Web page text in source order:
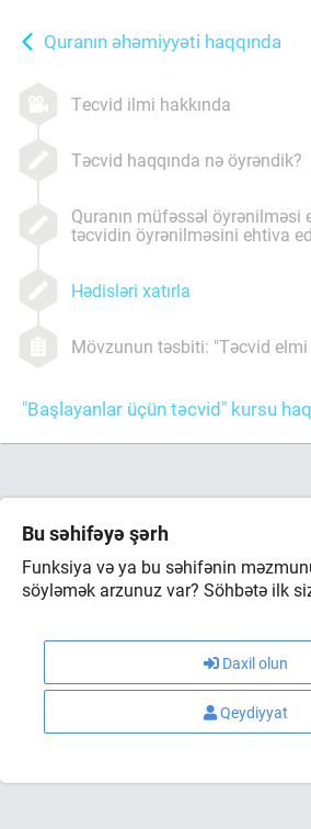
Quranın əhəmiyyəti haqqında
Tecvid ilmi hakkında
Təcvid haqqında nə öyrəndik?
Quranın müfəssəl öyrənilməsi
təcvidin öyrənilməsini ehtiva
Hədisləri xatırla
Mövzunun təsbiti: "Təcvid elmi
"Başlayanlar üçün təcvid" kursu
Bu səhifəyə şərh
Funksiya və ya bu səhifənin
söyləmək arzunuz var? Söhbətə ilk
Daxil olun
Qeydiyyat